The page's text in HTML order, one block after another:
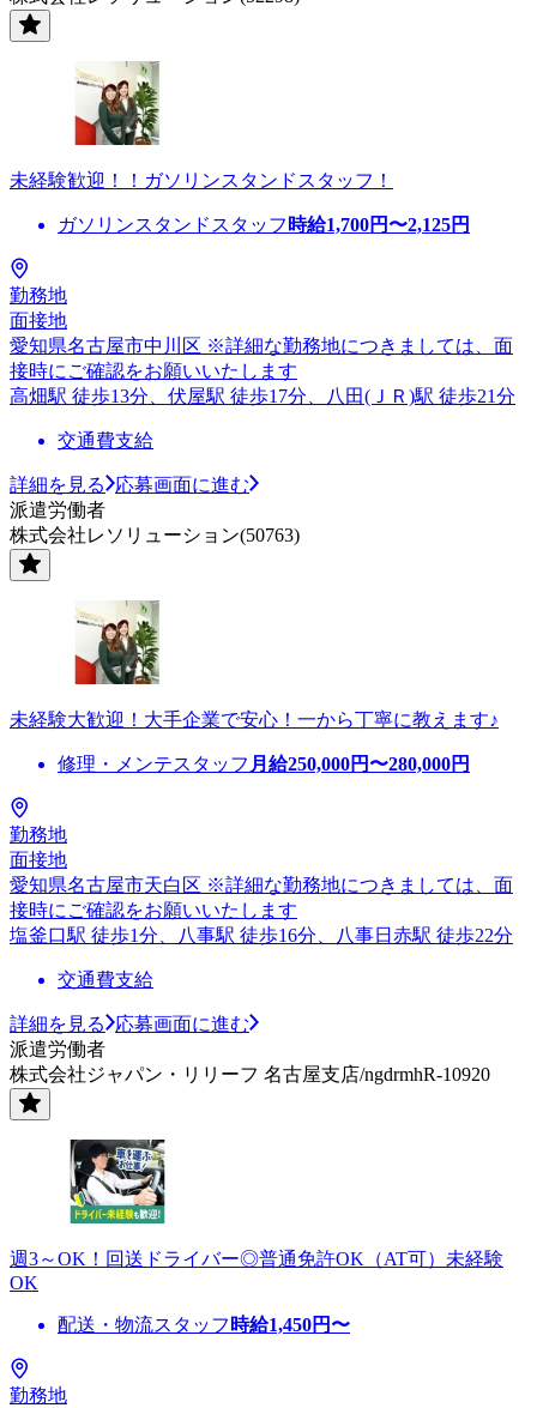
未経験歓迎！！ガソリンスタンドスタッフ！
ガソリンスタンドスタッフ 時給1,700円〜2,125円
勤務地
面接地
愛知県名古屋市中川区 ※詳細な勤務地につきましては、面
接時にご確認をお願いいたします
高畑駅 徒歩13分、伏屋駅 徒歩17分、八田(ＪＲ)駅 徒歩21分
交通費支給
詳細を見る
応募画面に進む
派遣労働者
株式会社レソリューション(50763)
未経験大歓迎！大手企業で安心！一から丁寧に教えます♪
修理・メンテスタッフ 月給250,000円〜280,000円
勤務地
面接地
愛知県名古屋市天白区 ※詳細な勤務地につきましては、面
接時にご確認をお願いいたします
塩釜口駅 徒歩1分、八事駅 徒歩16分、八事日赤駅 徒歩22分
交通費支給
詳細を見る
応募画面に進む
派遣労働者
株式会社ジャパン・リリーフ 名古屋支店/ngdrmhR-10920
週3～OK！回送ドライバー◎普通免許OK（AT可）未経験
OK
配送・物流スタッフ 時給1,450円〜
勤務地